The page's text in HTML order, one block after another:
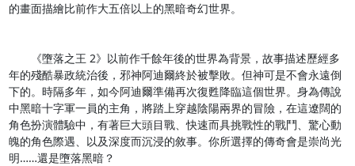
的畫面描繪比前作大五倍以上的黑暗奇幻世界。
《墮落之王 2》以前作千餘年後的世界為背景，故事描述歷經多
年的殘酷暴政統治後，邪神阿迪爾終於被擊敗。但神可是不會永遠倒
下的。時隔多年，如今阿迪爾準備再次復甦降臨這個世界。身為傳說
中黑暗十字軍一員的主角，將踏上穿越陰陽兩界的冒險，在這遼闊的
角色扮演體驗中，有著巨大頭目戰、快速而具挑戰性的戰鬥、驚心動
魄的角色際遇、以及深度而沉浸的敘事。你所選擇的傳奇會是崇尚光
明……還是墮落黑暗？